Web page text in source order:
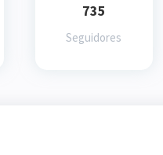
735
Seguidores